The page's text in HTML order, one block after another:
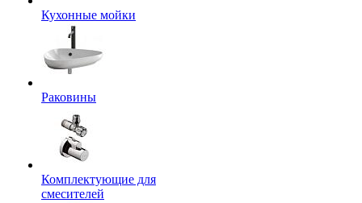
Кухонные мойки
Раковины
Комплектующие для
смесителей